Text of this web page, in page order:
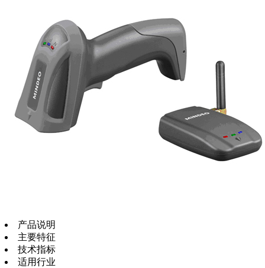
产品说明
主要特征
技术指标
适用行业